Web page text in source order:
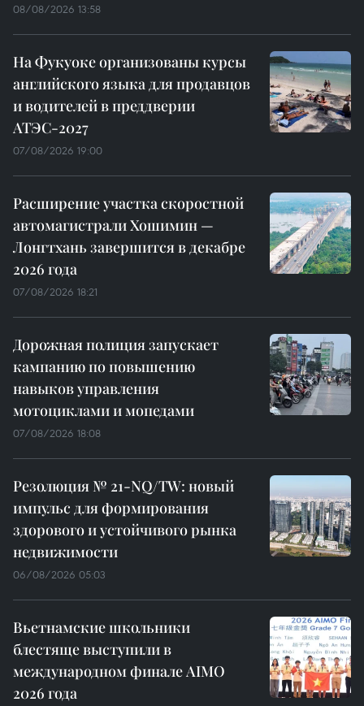
08/08/2026 13:58
На Фукуоке организованы курсы
английского языка для продавцов
и водителей в преддверии
АТЭС-2027
07/08/2026 19:00
Расширение участка скоростной
автомагистрали Хошимин —
Лонгтхань завершится в декабре
2026 года
07/08/2026 18:21
Дорожная полиция запускает
кампанию по повышению
навыков управления
мотоциклами и мопедами
07/08/2026 18:08
Резолюция № 21-NQ/TW: новый
импульс для формирования
здорового и устойчивого рынка
недвижимости
06/08/2026 05:03
Вьетнамские школьники
блестяще выступили в
международном финале AIMO
2026 года